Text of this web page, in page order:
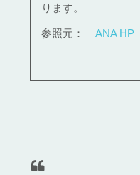
ります。
参照元： ANA HP